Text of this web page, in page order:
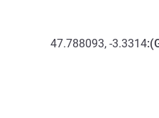
):
47.788093, -3.3314